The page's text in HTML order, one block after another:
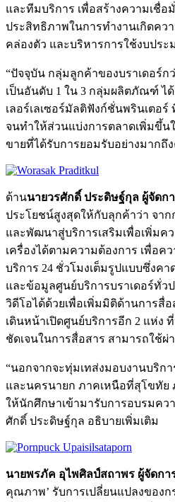
และทีมบริการ เพื่อสร้างความเชื่อ
ประสิทธิภาพในการทำงานเกิดคว
คล่องตัว และบริหารการใช้งบปร
“ปัจจุบัน กลุ่มลูกค้าของบราเดอร์ก
เป็นอันดับ 1 ใน 3 กลุ่มผลิตภัณฑ์ ไ
เลอร์เลเซอร์มัลติฟังก์ชั่นพรินเตอร์
จนทำให้ส่วนแบ่งการตลาดเพิ่มขึ้
ขายที่ได้รับการยอมรับอย่างมากถึ
ด้านนายวรศักดิ์ ประดิษฐ์กุล ผู้จัดก
ประโยชน์สูงสุดให้กับลุกค้าว่า จา
และพัฒนาสู่บริการเสริมเพื่อเพิ่มค
เครื่องได้ตามความต้องการ เพื่อ
บริการ 24 ชั่วโมงเต็มรูปแบบซึ่งค
และข้อมูลศูนย์บริการบราเดอร์ทั่ว
วิดีโอได้ด้วยเพื่อเพิ่มมิติด้านการสื่
เดินหน้าเปิดศูนย์บริการอีก 2 แห่ง
ชัดเจนในการสื่อสาร สามารถใช้ผ่า
“นอกจากจะทุ่มเทส่งมอบงานบริ
และนครนายก ภาคเหนือที่สุโขทัย
ให้นักศึกษาเข้ามารับการอบรมคว
ศักดิ์ ประดิษฐ์กุล อธิบายเพิ่มเติม
นายพรภัค อุไพศิลป์สถาพร ผู้จัดกา
คุณภาพ’ รับการเปลี่ยนแปลงของก